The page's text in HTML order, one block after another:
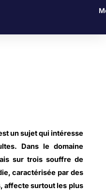
un sujet qui intéresse
Dans le domaine
sur trois souffre de
caractérisée par des
affecte surtout les plus